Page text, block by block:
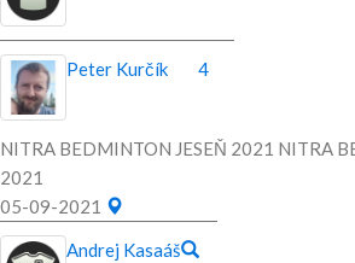
Peter Kurčík 4
NITRA BEDMINTON JESEŇ 2021 NITRA
2021
05-09-2021
Andrej Kasaáš